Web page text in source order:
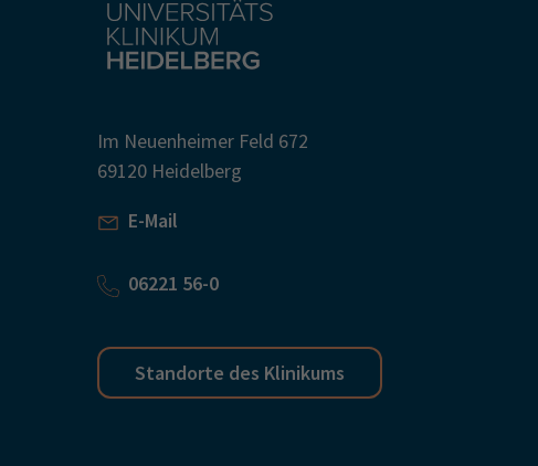
Im Neuenheimer Feld 672
69120 Heidelberg
E-Mail
06221 56-0
Standorte des Klinikums